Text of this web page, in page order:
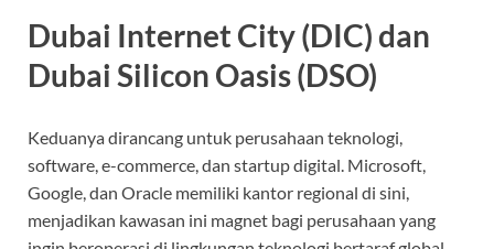
Dubai Internet City (DIC) dan
Dubai Silicon Oasis (DSO)
Keduanya dirancang untuk perusahaan teknologi,
software, e-commerce, dan startup digital. Microsoft,
Google, dan Oracle memiliki kantor regional di sini,
menjadikan kawasan ini magnet bagi perusahaan yang